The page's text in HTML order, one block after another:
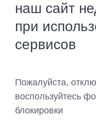
наш сайт
при
сервисов
Пожалуйста,
воспользуйтесь
блокировки